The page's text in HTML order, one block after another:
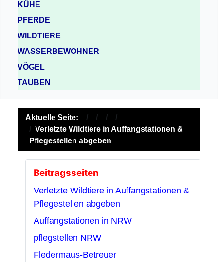
KÜHE
PFERDE
WILDTIERE
WASSERBEWOHNER
VÖGEL
TAUBEN
Aktuelle Seite:
Verletzte Wildtiere in Auffangstationen &
Pflegestellen abgeben
Beitragsseiten
Verletzte Wildtiere in Auffangstationen &
Pflegestellen abgeben
Auffangstationen in NRW
pflegstellen NRW
Fledermaus-Betreuer